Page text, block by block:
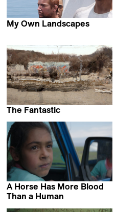
My Own Landscapes
The Fantastic
A Horse Has More Blood
Than a Human